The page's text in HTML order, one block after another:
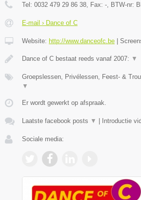
Tel: 0032 479 29 86 38 , Fax: - , BTW-nr:
E-mail › Dance of C
Website: http://www.danceofc.be |
Dance of C bestaat reeds vanaf 2007: ▼
Groepslessen, Privélessen, Feest- &
▼
Er wordt gewerkt op afspraak.
Laatste facebook posts ▼ | Introductie
Sociale media: